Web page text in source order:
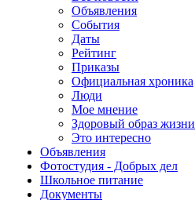
Объявления
События
Даты
Рейтинг
Приказы
Официальная хроника
Люди
Мое мнение
Здоровый образ жизни
Это интересно
Объявления
Фотостудия - Добрых дел
Школьное питание
Документы